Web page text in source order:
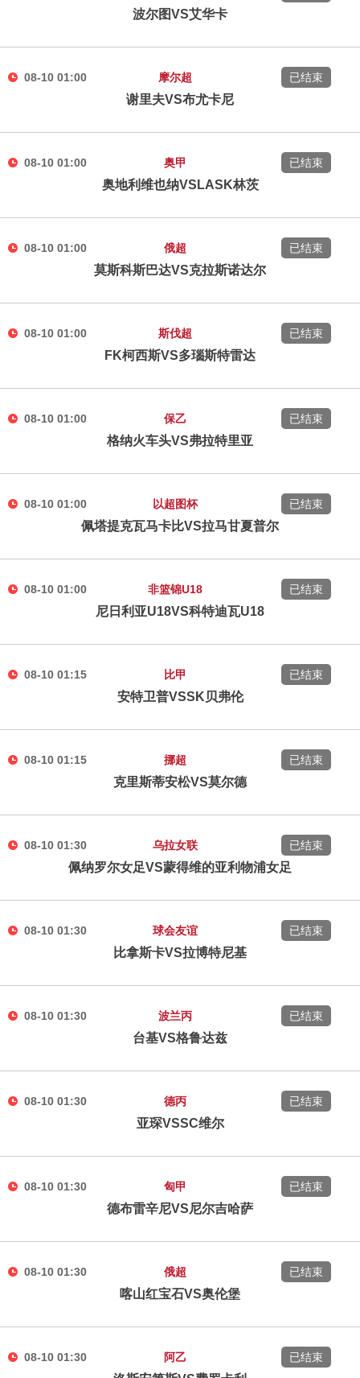
波尔图VS艾华卡
08-10 01:00 摩尔超
谢里夫VS布尤卡尼
已结束
08-10 01:00 奥甲
奥地利维也纳VSLASK林茨
已结束
08-10 01:00 俄超
莫斯科斯巴达VS克拉斯诺达尔
已结束
08-10 01:00 斯伐超
FK柯西斯VS多瑙斯特雷达
已结束
08-10 01:00 保乙
格纳火车头VS弗拉特里亚
已结束
08-10 01:00 以超图杯
佩塔提克瓦马卡比VS拉马甘夏普尔
已结束
08-10 01:00 非篮锦U18
尼日利亚U18VS科特迪瓦U18
已结束
08-10 01:15 比甲
安特卫普VSSK贝弗伦
已结束
08-10 01:15 挪超
克里斯蒂安松VS莫尔德
已结束
08-10 01:30 乌拉女联
佩纳罗尔女足VS蒙得维的亚利物浦女足
已结束
08-10 01:30 球会友谊
比拿斯卡VS拉博特尼基
已结束
08-10 01:30 波兰丙
台基VS格鲁达兹
已结束
08-10 01:30 德丙
亚琛VSSC维尔
已结束
08-10 01:30 匈甲
德布雷辛尼VS尼尔吉哈萨
已结束
08-10 01:30 俄超
喀山红宝石VS奥伦堡
已结束
08-10 01:30 阿乙 已结束